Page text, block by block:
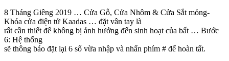
8 Tháng Giêng 2019 … Cửa Gỗ, Cửa Nhôm & Cửa Sắt mỏng-
Khóa cửa điện tử Kaadas … đặt vân tay là
rất cần thiết để không bị ảnh hưởng đến sinh hoạt của bất … Bước
6: Hệ thống
sẽ thông báo đặt lại 6 số vừa nhập và nhấn phím # để hoàn tất.